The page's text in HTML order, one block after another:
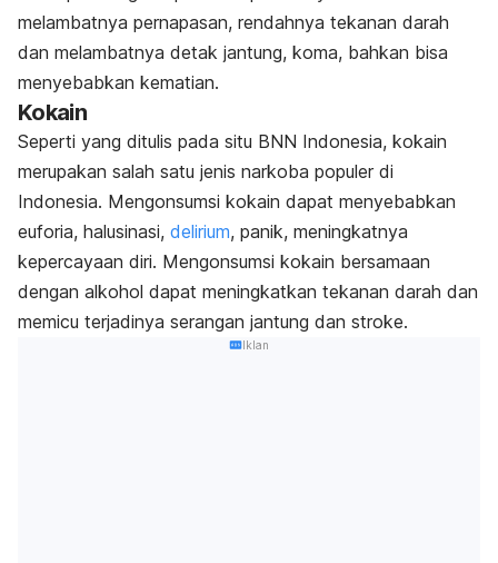
melambatnya pernapasan, rendahnya tekanan darah
dan melambatnya detak jantung, koma, bahkan bisa
menyebabkan kematian.
Kokain
Seperti yang ditulis pada situ BNN Indonesia, kokain
merupakan salah satu jenis narkoba populer di
Indonesia. Mengonsumsi kokain dapat menyebabkan
euforia, halusinasi, delirium, panik, meningkatnya
kepercayaan diri. Mengonsumsi kokain bersamaan
dengan alkohol dapat meningkatkan tekanan darah dan
memicu terjadinya serangan jantung dan stroke.
Iklan